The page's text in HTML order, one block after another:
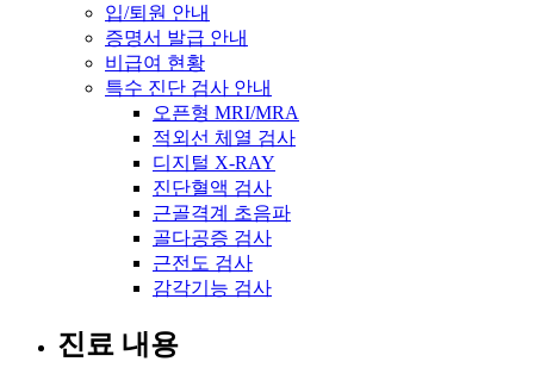
입/퇴원 안내
증명서 발급 안내
비급여 현황
특수 진단 검사 안내
오픈형 MRI/MRA
적외선 체열 검사
디지털 X-RAY
진단혈액 검사
근골격계 초음파
골다공증 검사
근전도 검사
감각기능 검사
진료 내용